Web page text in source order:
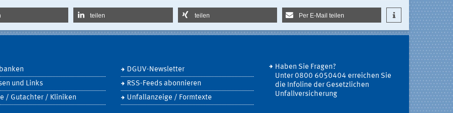
teilen teilen Per E-Mail teilen
und Links
/ Gutachter / Kliniken
DGUV-Newsletter
RSS-Feeds abonnieren
Unfallanzeige / Formtexte
Haben Sie Fragen?
Unter 0800 6050404 erreichen Sie
die Infoline der Gesetzlichen
Unfallversicherung